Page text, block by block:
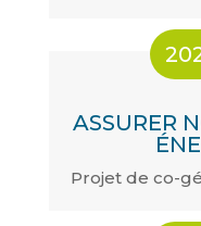
ASSURER
Projet de co-